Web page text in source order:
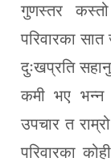
गुणस्तर
परिवारका सात
दुःखप्रति
कमी भए भन्न
उपचार त
परिवारका